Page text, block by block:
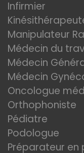
Infirmier
Manipulateur
Médecin du
Médecin
Médecin
Oncologue
Orthophoniste
Pédiatre
Podologue
Préparateur en